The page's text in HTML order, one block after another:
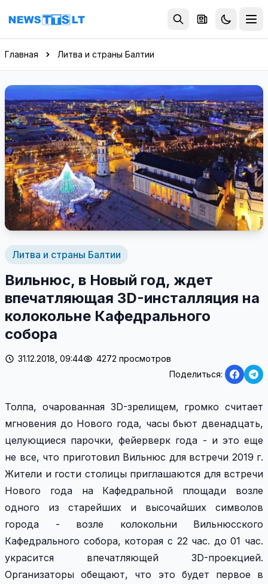
Перейти к содержимому
Главная Литва и страны Балтии
Литва и страны Балтии
Вильнюс, в Новый год, ждет
впечатляющая 3D-инсталляция на
колокольне Кафедрального
собора
31.12.2018, 09:44
4272 просмотров
Поделиться:
Толпа, очарованная 3D-зрелищем, громко считает
мгновения до Нового года, часы бьют двенадцать,
целующиеся парочки, фейерверк года - и это еще
не все, что приготовил Вильнюс для встречи 2019 г.
Жители и гости столицы приглашаются для встречи
Нового года на Кафедральной площади возле
одного из старейших и высочайших символов
города - возле колокольни Вильнюсского
Кафедрального собора, которая с 22 час. до 01 час.
украсится впечатляющей 3D-проекцией.
Организаторы обещают, что это будет первое в